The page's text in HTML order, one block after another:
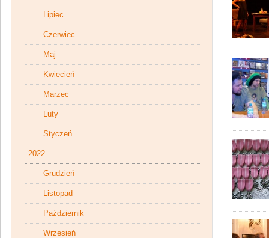
Lipiec
Czerwiec
Maj
Kwiecień
Marzec
Luty
Styczeń
2022
Grudzień
Listopad
Październik
Wrzesień